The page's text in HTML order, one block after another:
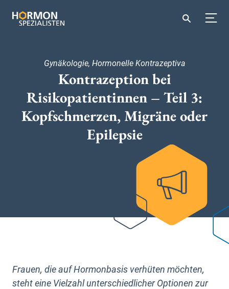
Gynäkologie, Hormonelle Kontrazeptiva
Kontrazeption bei
Risikopatientinnen – Teil 3:
Kopfschmerzen, Migräne oder
Epilepsie
Frauen, die auf Hormonbasis verhüten möchten,
steht eine Vielzahl unterschiedlicher Optionen zur